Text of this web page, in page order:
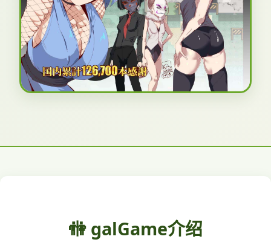
🚻 galGame介绍